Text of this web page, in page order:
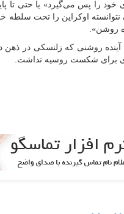
خود را پس می‌گیرد» یا حتی تا
اوکراین را تحت سلطه
روشن».
روشنی که زلنسکی در ذهن
برای شکست روسیه نداشت.